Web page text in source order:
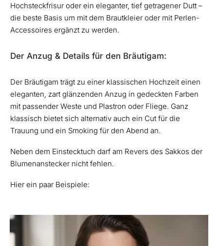
Hochsteckfrisur oder ein eleganter, tief getragener Dutt –
die beste Basis um mit dem Brautkleier oder mit Perlen-
Accessoires ergänzt zu werden.
Der Anzug & Details für den Bräutigam:
Der Bräutigam trägt zu einer klassischen Hochzeit einen
eleganten, zart glänzenden Anzug in gedeckten Farben
mit passender Weste und Plastron oder Fliege. Ganz
klassisch bietet sich alternativ auch ein Cut für die
Trauung und ein Smoking für den Abend an.
Neben dem Einstecktuch darf am Revers des Sakkos der
Blumenanstecker nicht fehlen.
Hier ein paar Beispiele: